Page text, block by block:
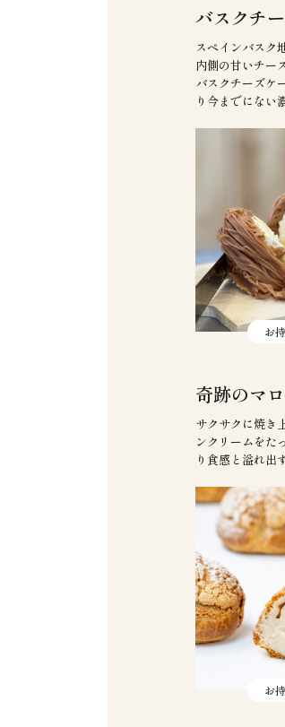
バスクチ
スペインバスク
内側の甘いチー
バスクチーズケ
り今までにない
お
奇跡のマ
サクサクに焼き
ンクリームをた
り食感と溢れ出
お